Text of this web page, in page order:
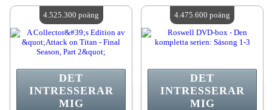
Antal tillgängliga:4
Antal tillgängliga:4
DET
INTRESSERAR
MIG
4.525.300 poäng
DET
INTRESSERAR
MIG
4.475.600 poäng